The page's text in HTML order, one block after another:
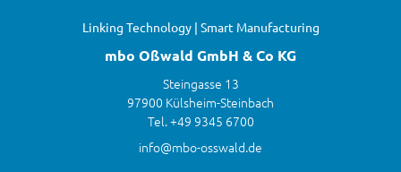
Linking Technology | Smart Manufacturing
mbo Oßwald GmbH & Co KG
Steingasse 13
97900 Külsheim-Steinbach
Tel. +49 9345 6700
info@mbo-osswald.de